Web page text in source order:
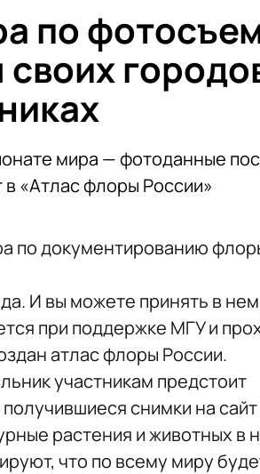
по
мира — фотоданные
«Атлас флоры России»
по документированию
И вы можете принять в
при поддержке МГУ и
атлас флоры России.
участникам предстоит
снимки на
растения и животных в
что по всему миру